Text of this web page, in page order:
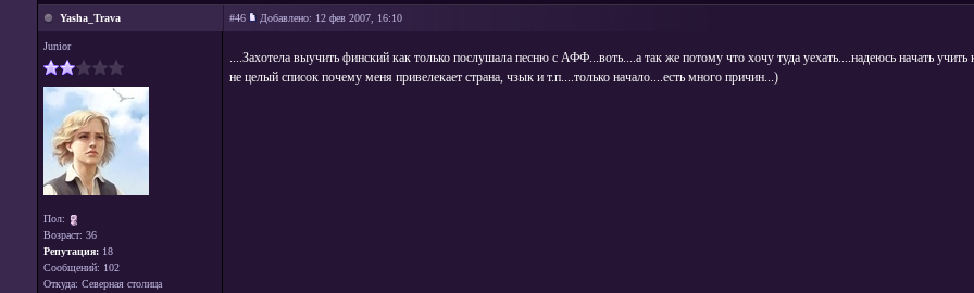
Yasha_Trava
Junior
Пол:
Возраст: 36
Репутация: 18
Сообщений: 102
Откуда: Северная столица
#46 Добавлено: 12 фев 2007, 16:10
....Захотела выучить финский как только послушала песню с АФФ...воть....а так же потому что хочу туда уехать....надеюсь начать
не целый список почему меня привелекает страна, чзык и т.п....только начало....есть много причин...)